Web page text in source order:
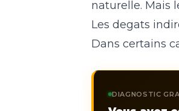
naturelle. Mais
Les degats
Dans certains
DIAGNOSTIC